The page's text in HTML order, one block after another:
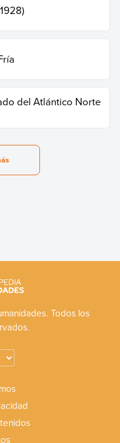
del Atlántico Norte
Todos los